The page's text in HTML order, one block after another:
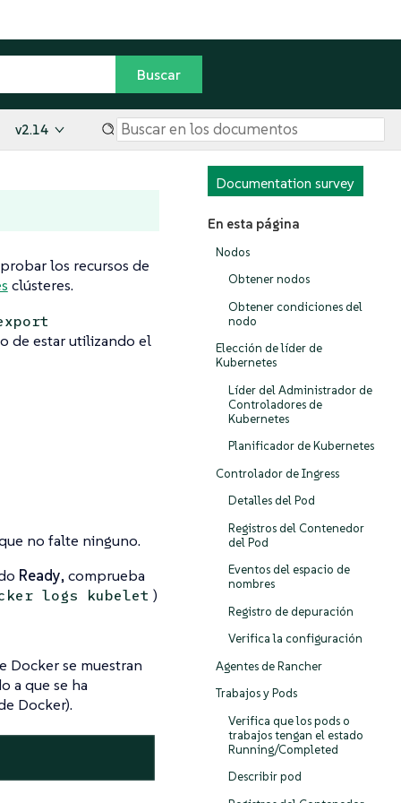
v2.14
Documentation survey
En esta página
Nodos
Obtener nodos
Obtener condiciones del
nodo
Elección de líder de
Kubernetes
Líder del Administrador de
Controladores de
Kubernetes
Planificador de Kubernetes
Controlador de Ingress
Detalles del Pod
Registros del Contenedor
del Pod
Eventos del espacio de
nombres
Registro de depuración
Verifica la configuración
Agentes de Rancher
Trabajos y Pods
Verifica que los pods o
trabajos tengan el estado
Running/Completed
Describir pod
los recursos de
clústeres.
de estar utilizando el
no falte ninguno.
Ready, comprueba
logs kubelet )
Docker se muestran
a que se ha
Docker).